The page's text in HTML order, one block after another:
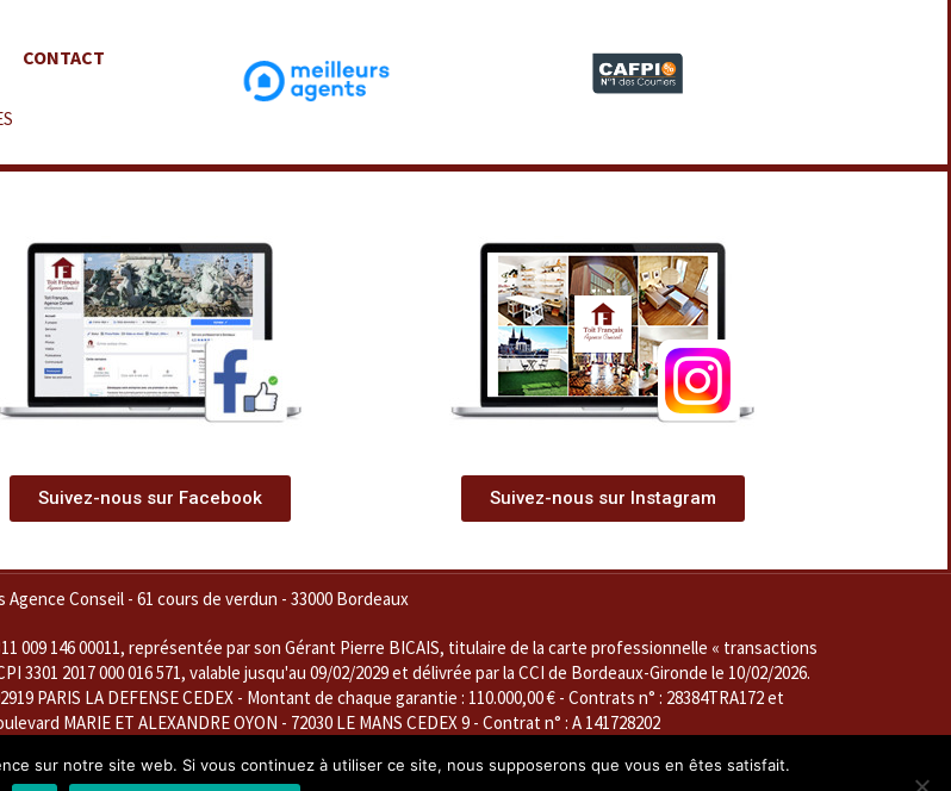
CONTACT
Suivez-nous sur Facebook Suivez-nous sur Instagram
Conseil - 61 cours de verdun - 33000 Bordeaux
311 009 146 00011, représentée par son Gérant Pierre BICAIS, titulaire de la carte professionnelle « transactions
2017 000 016 571, valable jusqu'au 09/02/2029 et délivrée par la CCI de Bordeaux-Gironde le 10/02/2026.
PARIS LA DEFENSE CEDEX - Montant de chaque garantie : 110.000,00 € - Contrats n° : 28384TRA172 et
MARIE ET ALEXANDRE OYON - 72030 LE MANS CEDEX 9 - Contrat n° : A 141728202
de commerce » et « Gestion Immobilière », n° CPI 3301 2017 000 016 571, valable jusqu'au 9 février 2029 et
sur notre site web. Si vous continuez à utiliser ce site, nous supposerons que vous en êtes satisfait.